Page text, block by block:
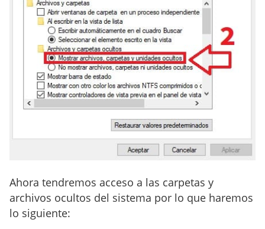
Ahora tendremos acceso a las carpetas y
archivos ocultos del sistema por lo que haremos
lo siguiente: